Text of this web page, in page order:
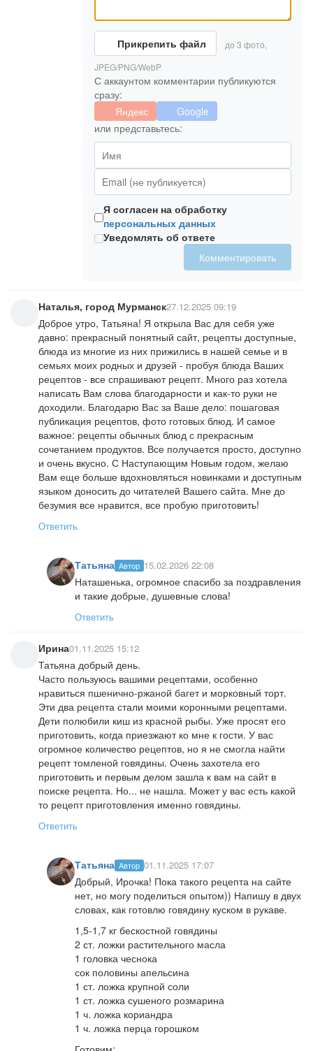
Прикрепить файл
до 3 фото,
JPEG/PNG/WebP
С аккаунтом комментарии публикуются
сразу:
Яндекс
Google
или представьтесь:
Я согласен на обработку
персональных данных
Уведомлять об ответе
Комментировать
Наталья, город Мурманск27.12.2025 09:19
Доброе утро, Татьяна! Я открыла Вас для себя уже
давно: прекрасный понятный сайт, рецепты доступные,
блюда из многие из них прижились в нашей семье и в
семьях моих родных и друзей - пробуя блюда Ваших
рецептов - все спрашивают рецепт. Много раз хотела
написать Вам слова благодарности и как-то руки не
доходили. Благодарю Вас за Ваше дело: пошаговая
публикация рецептов, фото готовых блюд. И самое
важное: рецепты обычных блюд с прекрасным
сочетанием продуктов. Все получается просто, доступно
и очень вкусно. С Наступающим Новым годом, желаю
Вам еще больше вдохновляться новинками и доступным
языком доносить до читателей Вашего сайта. Мне до
безумия все нравится, все пробую приготовить!
Ответить
Татьяна Автор 15.02.2026 22:08
Наташенька, огромное спасибо за поздравления
и такие добрые, душевные слова!
Ответить
Ирина01.11.2025 15:12
Татьяна добрый день.
Часто пользуюсь вашими рецептами, особенно
нравиться пшенично-ржаной багет и морковный торт.
Эти два рецепта стали моими коронными рецептами.
Дети полюбили киш из красной рыбы. Уже просят его
приготовить, когда приезжают ко мне к гости. У вас
огромное количество рецептов, но я не смогла найти
рецепт томленой говядины. Очень захотела его
приготовить и первым делом зашла к вам на сайт в
поиске рецепта. Но... не нашла. Может у вас есть какой
то рецепт приготовления именно говядины.
Ответить
Татьяна Автор 01.11.2025 17:07
Добрый, Ирочка! Пока такого рецепта на сайте
нет, но могу поделиться опытом)) Напишу в двух
словах, как готовлю говядину куском в рукаве.
1,5-1,7 кг бескостной говядины
2 ст. ложки растительного масла
1 головка чеснока
сок половины апельсина
1 ст. ложка крупной соли
1 ст. ложка сушеного розмарина
1 ч. ложка кориандра
1 ч. ложка перца горошком